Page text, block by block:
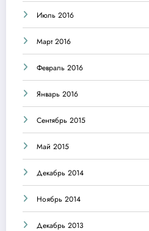
Июль 2016
Март 2016
Февраль 2016
Январь 2016
Сентябрь 2015
Май 2015
Декабрь 2014
Ноябрь 2014
Декабрь 2013